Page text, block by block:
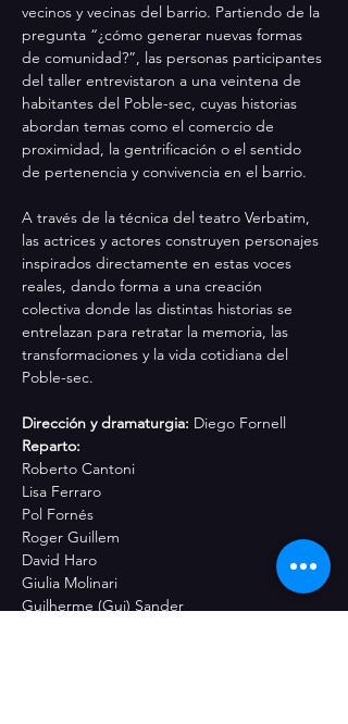
vecinos y vecinas del barrio. Partiendo de la
pregunta “¿cómo generar nuevas formas
de comunidad?”, las personas participantes
del taller entrevistaron a una veintena de
habitantes del Poble-sec, cuyas historias
abordan temas como el comercio de
proximidad, la gentrificación o el sentido
de pertenencia y convivencia en el barrio.
A través de la técnica del teatro Verbatim,
las actrices y actores construyen personajes
inspirados directamente en estas voces
reales, dando forma a una creación
colectiva donde las distintas historias se
entrelazan para retratar la memoria, las
transformaciones y la vida cotidiana del
Poble-sec.
Dirección y dramaturgia: Diego Fornell
Reparto:
Roberto Cantoni
Lisa Ferraro
Pol Fornés
Roger Guillem
David Haro
Giulia Molinari
Guilherme (Gui) Sander